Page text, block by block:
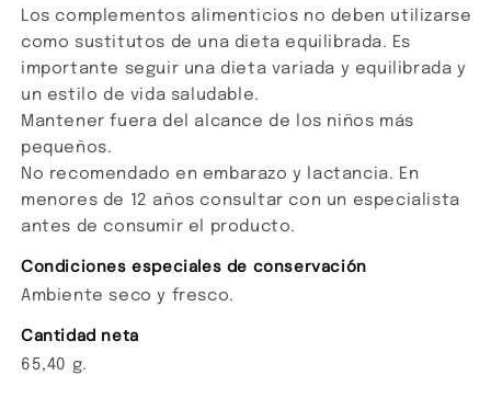
Los complementos alimenticios no deben utilizarse
como sustitutos de una dieta equilibrada. Es
importante seguir una dieta variada y equilibrada y
un estilo de vida saludable.
Mantener fuera del alcance de los niños más
pequeños.
No recomendado en embarazo y lactancia. En
menores de 12 años consultar con un especialista
antes de consumir el producto.
Condiciones especiales de conservación
Ambiente seco y fresco.
Cantidad neta
65,40 g.